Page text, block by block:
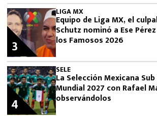
LIGA MX
Equipo de Liga MX, el
Schutz nominó a Ese
los Famosos 2026
3
SELE
La Selección Mexicana
Mundial 2027 con Rafael
observándolos
4